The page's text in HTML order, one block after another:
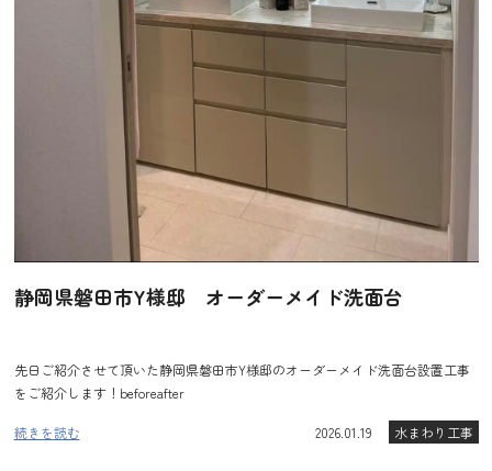
静岡県磐田市Y様邸 オーダーメイド洗面台
先日ご紹介させて頂いた静岡県磐田市Y様邸のオーダーメイド洗面台設置工事
をご紹介します！beforeafter
続きを読む 2026.01.19 水まわり工事